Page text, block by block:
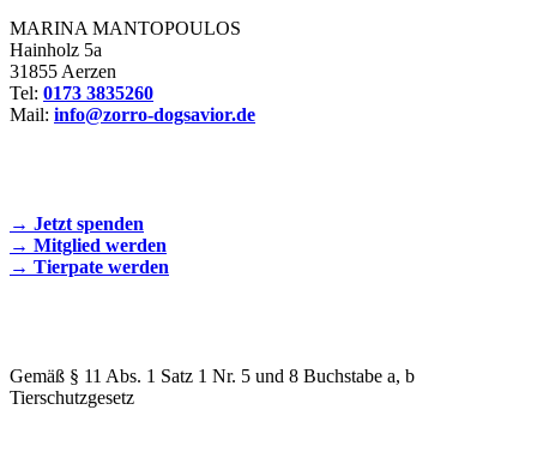
MARINA MANTOPOULOS
Hainholz 5a
31855 Aerzen
Tel: 0173 3835260
Mail: info@zorro-dogsavior.de
→ Jetzt spenden
→ Mitglied werden
→ Tierpate werden
Gemäß § 11 Abs. 1 Satz 1 Nr. 5 und 8 Buchstabe a, b
Tierschutzgesetz